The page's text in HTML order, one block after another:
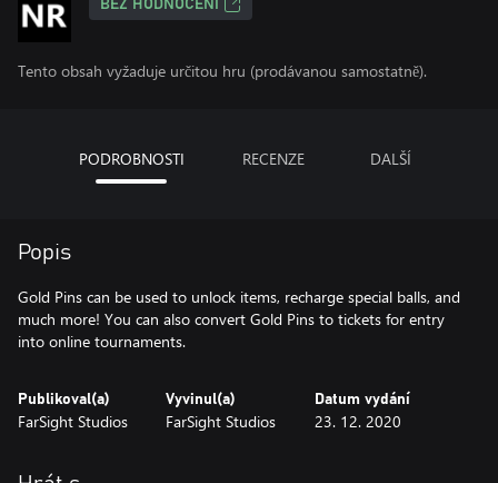
BEZ HODNOCENÍ
Tento obsah vyžaduje určitou hru (prodávanou samostatně).
PODROBNOSTI RECENZE DALŠÍ
Popis
Gold Pins can be used to unlock items, recharge special balls, and
much more! You can also convert Gold Pins to tickets for entry
into online tournaments.
Publikoval(a)
FarSight Studios
Vyvinul(a)
FarSight Studios
Datum vydání
23. 12. 2020